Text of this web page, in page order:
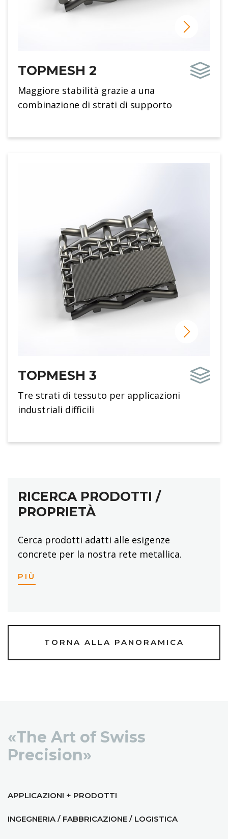
TOPMESH 2
Maggiore stabilità grazie a una
combinazione di strati di supporto
TOPMESH 3
Tre strati di tessuto per applicazioni
industriali difficili
RICERCA PRODOTTI /
PROPRIETÀ
Cerca prodotti adatti alle esigenze
concrete per la nostra rete metallica.
PIÙ
TORNA ALLA PANORAMICA
«The Art of Swiss
Precision»
APPLICAZIONI + PRODOTTI
INGEGNERIA / FABBRICAZIONE / LOGISTICA